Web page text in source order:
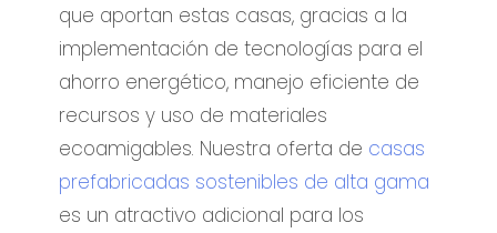
que aportan estas casas, gracias a la
implementación de tecnologías para el
ahorro energético, manejo eficiente de
recursos y uso de materiales
ecoamigables. Nuestra oferta de casas
prefabricadas sostenibles de alta gama
es un atractivo adicional para los